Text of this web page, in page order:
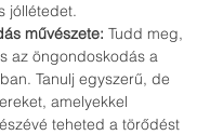
jóllétedet.
művészete: Tudd meg,
az öngondoskodás a
Tanulj egyszerű, de
amelyekkel
teheted a törődést